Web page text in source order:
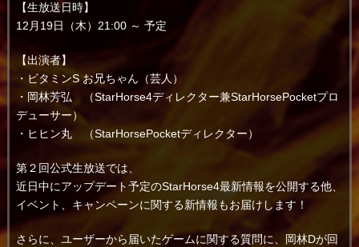
【生放送日時】
12月19日（木）21:00 ～ 予定
【出演者】
・ビタミンS お兄ちゃん（芸人）
・岡林芳弘 （StarHorse4ディレクター兼StarHorsePocketプロ
デューサー）
・ヒヒン丸 （StarHorsePocketディレクター）
第２回公式生放送では、
近日中にアップデート予定のStarHorse4最新情報を公開する他、
イベント、キャンペーンに関する新情報もお届けします！
さらに、ユーザーから届いたゲームに関する質問に、岡林Dが回